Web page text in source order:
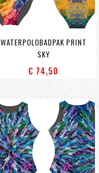
WATERPOLOBADPAK PRINT
SKY
€ 74,50